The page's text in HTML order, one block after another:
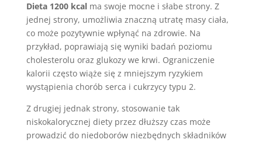
Dieta 1200 kcalma swoje mocne i słabe strony. Z
jednej strony, umożliwia znaczną utratę masy ciała,
co może pozytywnie wpłynąć na zdrowie. Na
przykład, poprawiają się wyniki badań poziomu
cholesterolu oraz glukozy we krwi. Ograniczenie
kalorii często wiąże się z mniejszym ryzykiem
wystąpienia chorób serca i cukrzycy typu 2.
Z drugiej jednak strony, stosowanie tak
niskokalorycznej diety przez dłuższy czas może
prowadzić do niedoborów niezbędnych składników